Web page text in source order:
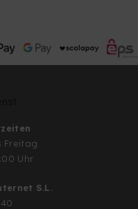
Freitag
Uhr
S.L.